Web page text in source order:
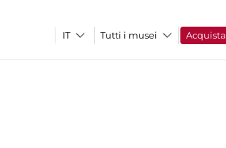
Tutti i musei Acquista